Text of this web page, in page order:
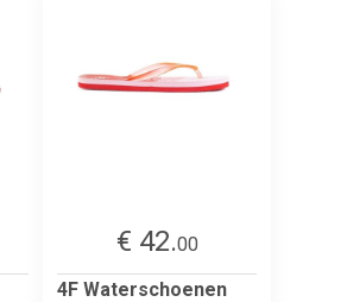
€ 42.00
4F Waterschoenen